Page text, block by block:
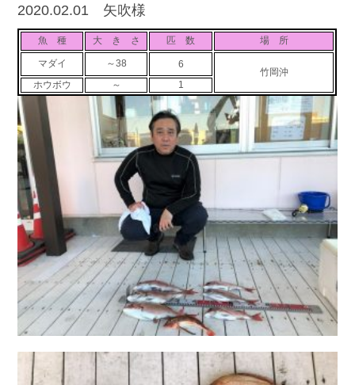
ボート免許
長年の実績と信頼！
店舗情報 公式ブログ
Blog
お問い合わせ
Contact us
会社概要
Company
採用情報
Recruit
リンク集
2020.02.01 矢吹様
魚 種 大 き さ 匹 数 場 所
マダイ ～38 6
竹岡沖
ホウボウ
～ 1